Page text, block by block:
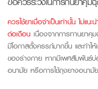
ควรใช้ยาเมื่อจำเป็นเท่านั้น ไม่แ
ต่อเดือน เนื่องจากการทานยาคุ
มีโอกาสตั้งครรภ์มากขึ้น และทำ
ของร่างกาย หากมีเพศสัมพันธ์บ่
อนามัย หรือการใช้ถุงยางอนามั